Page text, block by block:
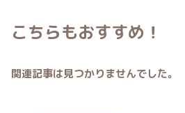
こちらもおすすめ！
関連記事は見つかりませんでした。